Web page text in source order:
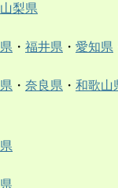
山梨県
・ 福井県 ・ 愛知県
・ 奈良県 ・ 和歌山